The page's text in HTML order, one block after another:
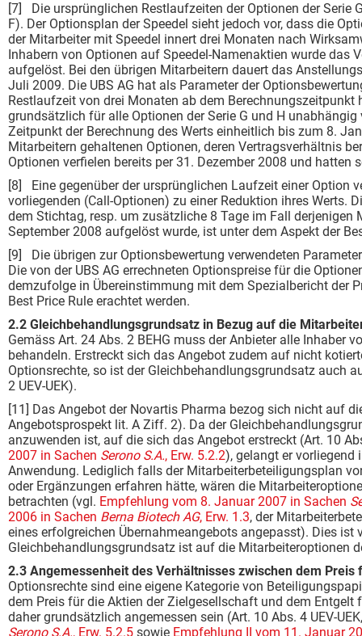
[7] Die ursprünglichen Restlaufzeiten der Optionen der Serie
F). Der Optionsplan der Speedel sieht jedoch vor, dass die
der Mitarbeiter mit Speedel innert drei Monaten nach
Inhabern von Optionen auf Speedel-Namenaktien wurde das
aufgelöst. Bei den übrigen Mitarbeitern dauert das
Juli 2009. Die UBS AG hat als Parameter der
Restlaufzeit von drei Monaten ab dem
grundsätzlich für alle Optionen der Serie G und H
Zeitpunkt der Berechnung des Werts ein­heitlich bis zum 8.
Mitarbeitern gehaltenen Op­tionen, deren Vertragsverhältnis
Optionen verfielen bereits per 31. Dezember 2008 und hatten
[8] Eine gegenüber der ursprünglichen Laufzeit einer Option
vorliegenden (Call-Optionen) zu einer Reduktion ihres Werts.
dem Stichtag, resp. um zusätzliche 8 Tage im Fall derjenigen
September 2008 aufgelöst wurde, ist unter dem Aspekt der
[9] Die übrigen zur Optionsbewertung verwendeten
Die von der UBS AG errechneten Optionspreise für die
demzufolge in Übereinstimmung mit dem Spezialbericht der
Best Price Rule erachtet werden.
2.2 Gleichbehandlungsgrundsatz in
Gemäss Art. 24 Abs. 2 BEHG muss der Anbieter alle Inhaber
behandeln. Erstreckt sich das Angebot zudem auf nicht
Optionsrechte, so ist der Gleichbehandlungsgrundsatz auch
2 UEV-UEK).
[11] Das Angebot der Novartis Pharma bezog sich nicht auf
Angebotsprospekt lit. A Ziff. 2). Da der
anzuwenden ist, auf die sich das Angebot erstreckt (Art. 10
2007 in Sachen Serono S.A., Erw. 5.2.2), gelangt er
Anwendung. Lediglich falls der Mitarbeiterbeteiligungsplan
oder Ergänzungen erfahren hätte, wären die
betrachten (vgl. Empfehlung vom 8. Januar 2007 in Sachen
2006 in Sachen Berna Biotech AG, Erw. 1.3, der
eines erfolgreichen Übernahmeangebots angepasst). Dies ist
Gleichbehandlungsgrundsatz ist auf die Mitarbeiteroptionen
2.3 Angemessenheit des Verhältnisses zwischen
Optionsrechte sind eine eigene Kategorie von
dem Preis für die Aktien der Zielgesellschaft und dem
daher grundsätzlich angemessen sein (Art. 10 Abs. 4 UEV-
Serono S.A., Erw. 5.2.5 sowie Empfehlung II vom 11. Januar